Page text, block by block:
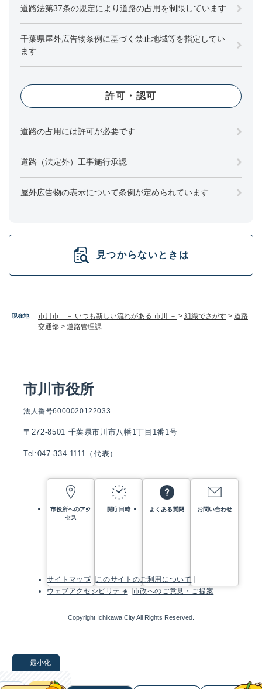
現在地 市川市 － いつも新しい流れがある 市川 － > 組織でさがす > 道路
交通部 > 道路管理課
道路法第37条の規定により道路の占用を制限しています
千葉県屋外広告物条例に基づく禁止地域等を指定してい
ます
許可・認可
道路の占用には許可が必要です
道路（法定外）工事施行承認
屋外広告物の表示について条例が定められています
見つからないときは
市川市役所
法人番号6000020122033
〒272-8501 千葉県市川市八幡1丁目1番1号
Tel:047-334-1111（代表）
市役所へのアク
セス
開庁日時 よくある質問 お問い合わせ
サイトマップ
このサイトのご利用について
ウェブアクセシビリティ
市政へのご意見・ご提案
Copyright Ichikawa City All Rights Reserved.
最小化